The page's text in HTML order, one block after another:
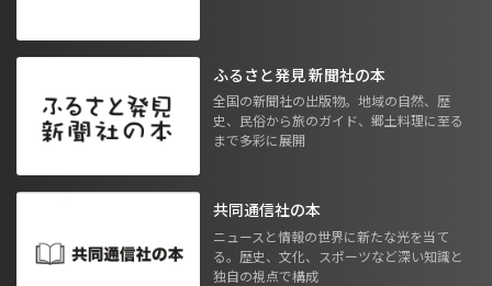
ふるさと発見 新聞社の本
全国の新聞社の出版物。地域の自然、歴
史、民俗から旅のガイド、郷土料理に至る
まで多彩に展開
共同通信社の本
ニュースと情報の世界に新たな光を当て
る。歴史、文化、スポーツなど深い知識と
独自の視点で構成